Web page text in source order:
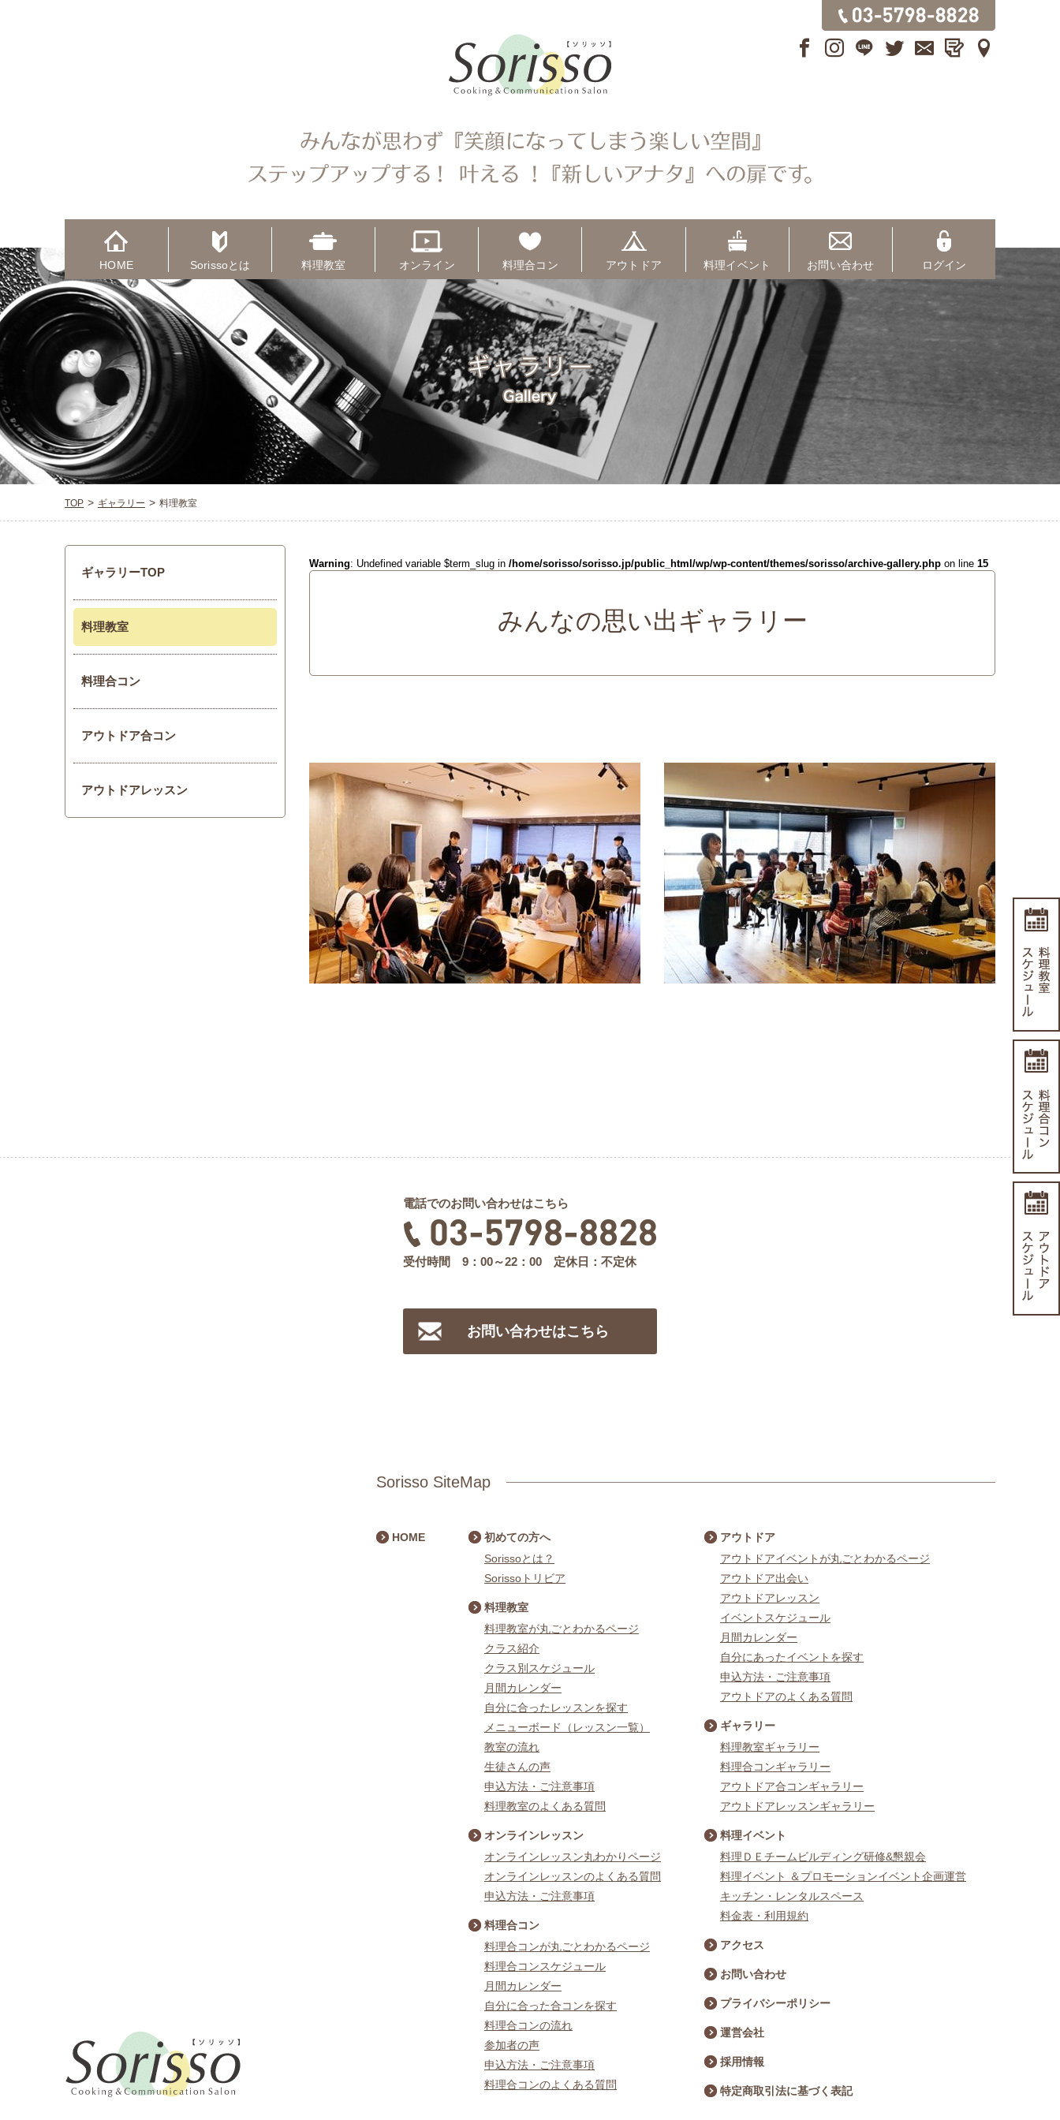
HOME Sorissoとは 料理教室 オンライン 料理合コン アウトドア 料理イベント お問い合わせ ログイン
TOP ギャラリー 料理教室
Warning: Undefined variable $term_slug in /home/sorisso/sorisso.jp/public_html/wp/wp-content/themes/sorisso/archive-gallery.php on line 15
みんなの思い出ギャラリー
ギャラリーTOP
料理教室
料理合コン
アウトドア合コン
アウトドアレッスン
電話でのお問い合わせはこちら
受付時間 9：00～22：00 定休日：不定休
お問い合わせはこちら
Sorisso SiteMap
HOME
初めての方へ
Sorissoとは？
Sorissoトリビア
料理教室
料理教室が丸ごとわかるページ
クラス紹介
クラス別スケジュール
月間カレンダー
自分に合ったレッスンを探す
メニューボード（レッスン一覧）
教室の流れ
生徒さんの声
申込方法・ご注意事項
料理教室のよくある質問
オンラインレッスン
オンラインレッスン丸わかりページ
オンラインレッスンのよくある質問
申込方法・ご注意事項
料理合コン
料理合コンが丸ごとわかるページ
料理合コンスケジュール
月間カレンダー
自分に合った合コンを探す
料理合コンの流れ
参加者の声
申込方法・ご注意事項
料理合コンのよくある質問
アウトドア
アウトドアイベントが丸ごとわかるページ
アウトドア出会い
アウトドアレッスン
イベントスケジュール
月間カレンダー
自分にあったイベントを探す
申込方法・ご注意事項
アウトドアのよくある質問
ギャラリー
料理教室ギャラリー
料理合コンギャラリー
アウトドア合コンギャラリー
アウトドアレッスンギャラリー
料理イベント
料理ＤＥチームビルディング研修&懇親会
料理イベント ＆プロモーションイベント企画運営
キッチン・レンタルスペース
料金表・利用規約
アクセス
お問い合わせ
プライバシーポリシー
運営会社
採用情報
特定商取引法に基づく表記